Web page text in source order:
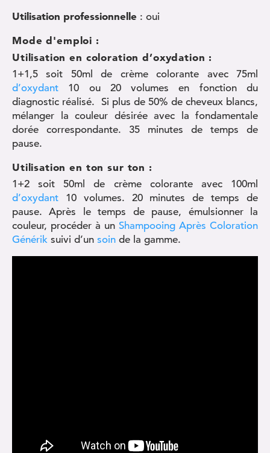
Utilisation professionnelle : oui
Mode d'emploi :
Utilisation en coloration d’oxydation :
1+1,5 soit 50ml de crème colorante avec 75ml
d’oxydant 10 ou 20 volumes en fonction du
diagnostic réalisé. Si plus de 50% de cheveux blancs,
mélanger la couleur désirée avec la fondamentale
dorée correspondante. 35 minutes de temps de
pause.
Utilisation en ton sur ton :
1+2 soit 50ml de crème colorante avec 100ml
d’oxydant 10 volumes. 20 minutes de temps de
pause. Après le temps de pause, émulsionner la
couleur, procéder à un Shampooing Après Coloration
Générik suivi d’un soin de la gamme.